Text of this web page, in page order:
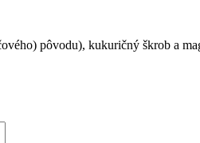
pôvodu), kukuričný škrob a